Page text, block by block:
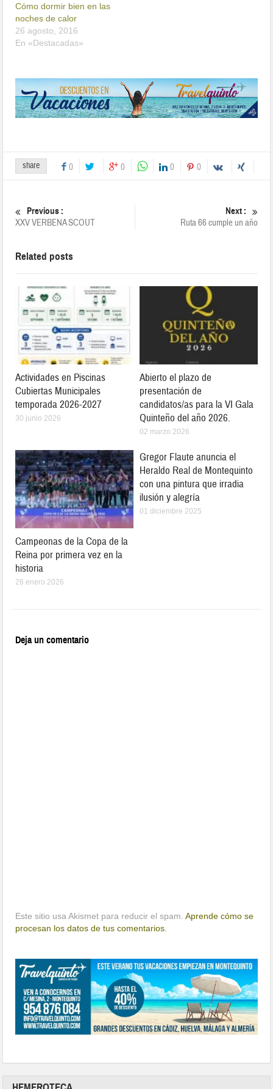
Cómo dormir bien en las
noches de calor
26 agosto, 2016
En «Destacadas»
share 0 0 0 0
Previous :
XXV VERBENA SCOUT
Next :
Ruta 66 cumple un año
Related posts
Actividades en Piscinas
Cubiertas Municipales
temporada 2026-2027
30 junio 2026
Abierto el plazo de
presentación de
candidatos/as para la VI Gala
Quinteño del año 2026.
02 marzo 2026
Campeonas de la Copa de la
Reina por primera vez en la
historia
26 enero 2026
Gregor Flaute anuncia el
Heraldo Real de Montequinto
con una pintura que irradia
ilusión y alegría
01 diciembre 2025
Deja un comentario
Este sitio usa Akismet para reducir el spam.Aprende cómo se
procesan los datos de tus comentarios.